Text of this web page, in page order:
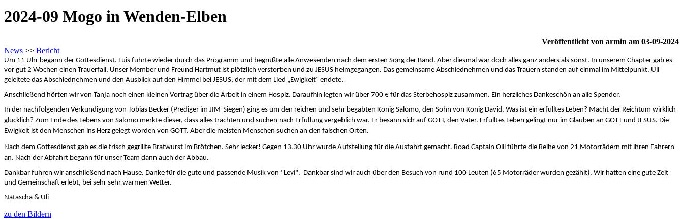
2024-09 Mogo in Wenden-Elben
Veröffentlicht von armin am 03-09-2024
News >> Bericht
Um 11 Uhr begann der Gottesdienst. Luis führte wieder durch das Programm und begrüßte alle Anwesenden nach dem ersten Song der Band. Aber diesmal war doch alles ganz anders als sonst. In unserem Chapter gab es
vor gut 2 Wochen einen Trauerfall. Unser Member und Freund Hartmut ist plötzlich verstorben und zu JESUS heimgegangen. Das gemeinsame Abschiednehmen und das Trauern standen auf einmal im Mittelpunkt. Uli
geleitete das Abschiednehmen und den Ausblick auf den Himmel bei JESUS, der mit dem Lied „Ewigkeit“ endete.
Anschließend hörten wir von Tanja noch einen kleinen Vortrag über die Arbeit in einem Hospiz. Daraufhin legten wir über 700 € für das Sterbehospiz zusammen. Ein herzliches Dankeschön an alle Spender.
In der nachfolgenden Verkündigung von Tobias Becker (Prediger im JIM-Siegen) ging es um den reichen und sehr begabten König Salomo, den Sohn von König David. Was ist ein erfülltes Leben? Macht der Reichtum wirklich
glücklich? Zum Ende des Lebens von Salomo merkte dieser, dass alles trachten und suchen nach Erfüllung vergeblich war. Er besann sich auf GOTT, den Vater. Erfülltes Leben gelingt nur im Glauben an GOTT und JESUS. Die
Ewigkeit ist den Menschen ins Herz gelegt worden von GOTT. Aber die meisten Menschen suchen an den falschen Orten.
Nach dem Gottesdienst gab es die frisch gegrillte Bratwurst im Brötchen. Sehr lecker! Gegen 13.30 Uhr wurde Aufstellung für die Ausfahrt gemacht. Road Captain Olli führte die Reihe von 21 Motorrädern mit ihren Fahrern
an. Nach der Abfahrt begann für unser Team dann auch der Abbau.
Dankbar fuhren wir anschließend nach Hause. Danke für die gute und passende Musik von "Levi". Dankbar sind wir auch über den Besuch von rund 100 Leuten (65 Motorräder wurden gezählt). Wir hatten eine gute Zeit
und Gemeinschaft erlebt, bei sehr sehr warmen Wetter.
Natascha & Uli
zu den Bildern